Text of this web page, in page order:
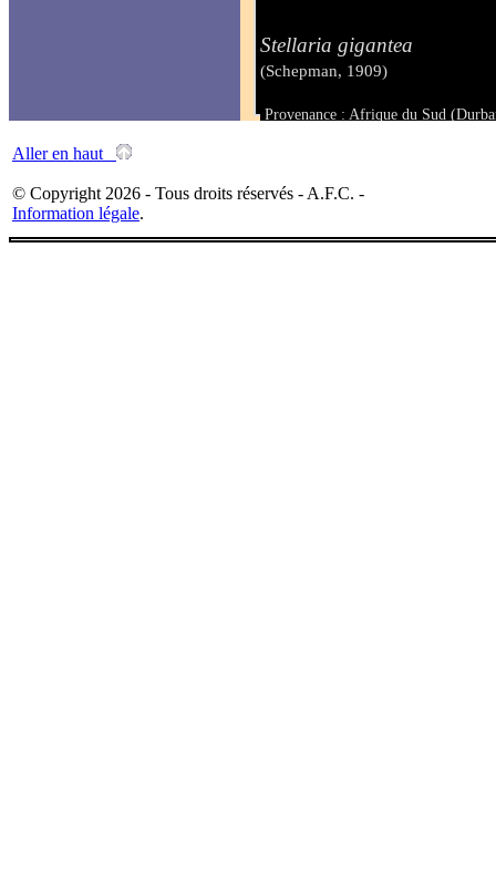
Stellaria gigantea
(Schepman, 1909)
Provenance : Afrique du Sud
Aller en haut
© Copyright 2026 - Tous droits réservés - A.F.C. -
Information légale.